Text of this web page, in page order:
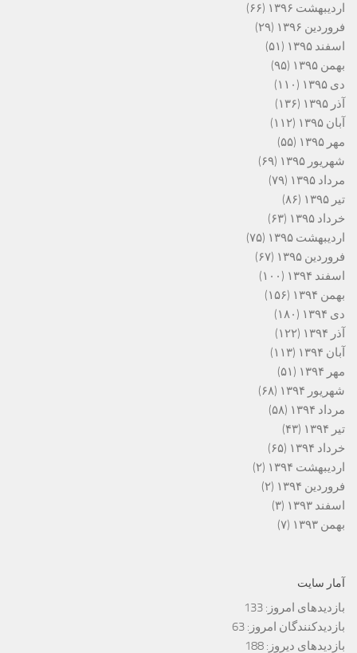
اردیبهشت ۱۳۹۶
(۶۶)
فروردین ۱۳۹۶
(۲۹)
اسفند ۱۳۹۵
(۵۱)
بهمن ۱۳۹۵
(۹۵)
دی ۱۳۹۵
(۱۱۰)
آذر ۱۳۹۵
(۱۳۶)
آبان ۱۳۹۵
(۱۱۲)
مهر ۱۳۹۵
(۵۵)
شهریور ۱۳۹۵
(۶۹)
مرداد ۱۳۹۵
(۷۹)
تیر ۱۳۹۵
(۸۶)
خرداد ۱۳۹۵
(۶۳)
اردیبهشت ۱۳۹۵
(۷۵)
فروردین ۱۳۹۵
(۶۷)
اسفند ۱۳۹۴
(۱۰۰)
بهمن ۱۳۹۴
(۱۵۶)
دی ۱۳۹۴
(۱۸۰)
آذر ۱۳۹۴
(۱۲۲)
آبان ۱۳۹۴
(۱۱۳)
مهر ۱۳۹۴
(۵۱)
شهریور ۱۳۹۴
(۶۸)
مرداد ۱۳۹۴
(۵۸)
تیر ۱۳۹۴
(۴۳)
خرداد ۱۳۹۴
(۶۵)
اردیبهشت ۱۳۹۴
(۲)
فروردین ۱۳۹۴
(۲)
اسفند ۱۳۹۳
(۳)
بهمن ۱۳۹۳
(۷)
آمار سایت
بازدیدهای امروز: 133
بازدیدکنندگان امروز: 63
بازدیدهای دیروز: 188